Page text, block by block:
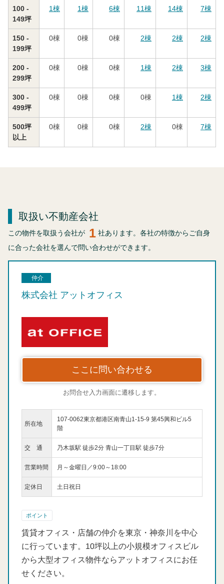
100 -
149坪
1棟 1棟 6棟 11棟 14棟 7棟
150 -
199坪
0棟 0棟 0棟 2棟 2棟 2棟
200 -
299坪
0棟 0棟 0棟 1棟 2棟 3棟
300 -
499坪
0棟 0棟 0棟 0棟 1棟 2棟
500坪
以上
0棟 0棟 0棟 2棟 0棟 7棟
取扱い不動産会社
この物件を取扱う会社が 1 社あります。各社の特徴からご自身
に合った会社を選んで問い合わせができます。
仲介
株式会社 アットオフィス
ここに問い合わせる
お問合せ入力画面に遷移します。
所在地
107-0062東京都港区南青山1-15-9 第45興和ビル5
階
交 通 乃木坂駅 徒歩2分 青山一丁目駅 徒歩7分
営業時間 月～金曜日／9:00～18:00
定休日 土日祝日
ポイント
賃貸オフィス・店舗の仲介を東京・神奈川を中心
に行っています。10坪以上の小規模オフィスビル
から大型オフィス物件ならアットオフィスにお任
せください。